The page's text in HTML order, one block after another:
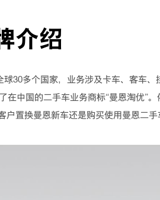
介绍
30多个国家，业务涉及卡车、客车
中国的二手车业务商标“曼恩淘优”
置换曼恩新车还是购买使用曼恩二